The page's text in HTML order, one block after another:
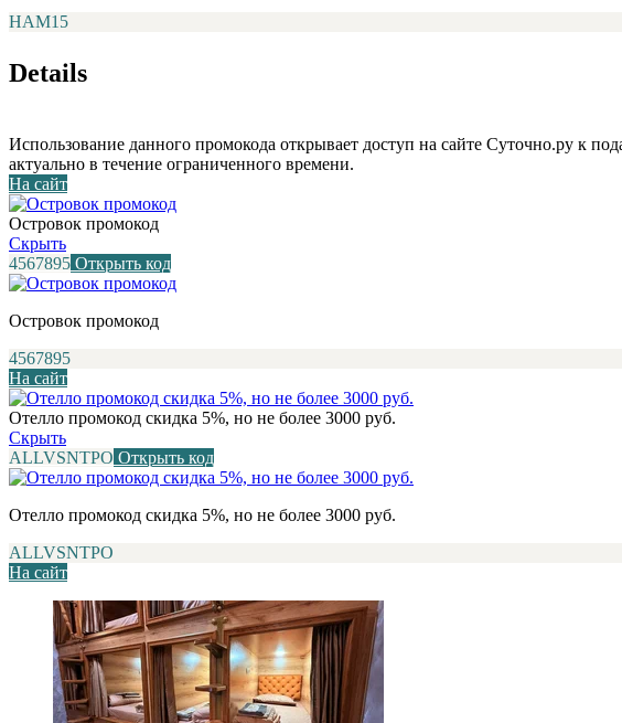
НАМ15
Details
Использование данного промокода открывает доступ на сайте Суточно.ру к
актуально в течение ограниченного времени.
На сайт
Островок промокод
Скрыть
4567895 Открыть код
Островок промокод
4567895
На сайт
Отелло промокод скидка 5%, но не более 3000 руб.
Скрыть
ALLVSNTPO Открыть код
Отелло промокод скидка 5%, но не более 3000 руб.
ALLVSNTPO
На сайт